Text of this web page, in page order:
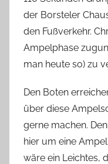
der Borsteler
den Fußverkehr.
Ampelphase
man heute so) zu
Den Boten
über diese
gerne machen.
hier um eine
wäre ein Leichtes,